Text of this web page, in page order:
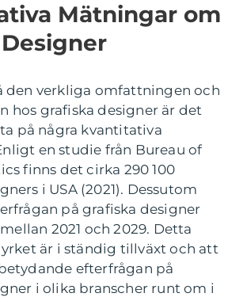
Mätningar om
den verkliga omfattningen och
hos grafiska designer är det
på några kvantitativa
en studie från Bureau of
finns det cirka 290 100
i USA (2021). Dessutom
på grafiska designer
2021 och 2029. Detta
är i ständig tillväxt och att
efterfrågan på
i olika branscher runt om i